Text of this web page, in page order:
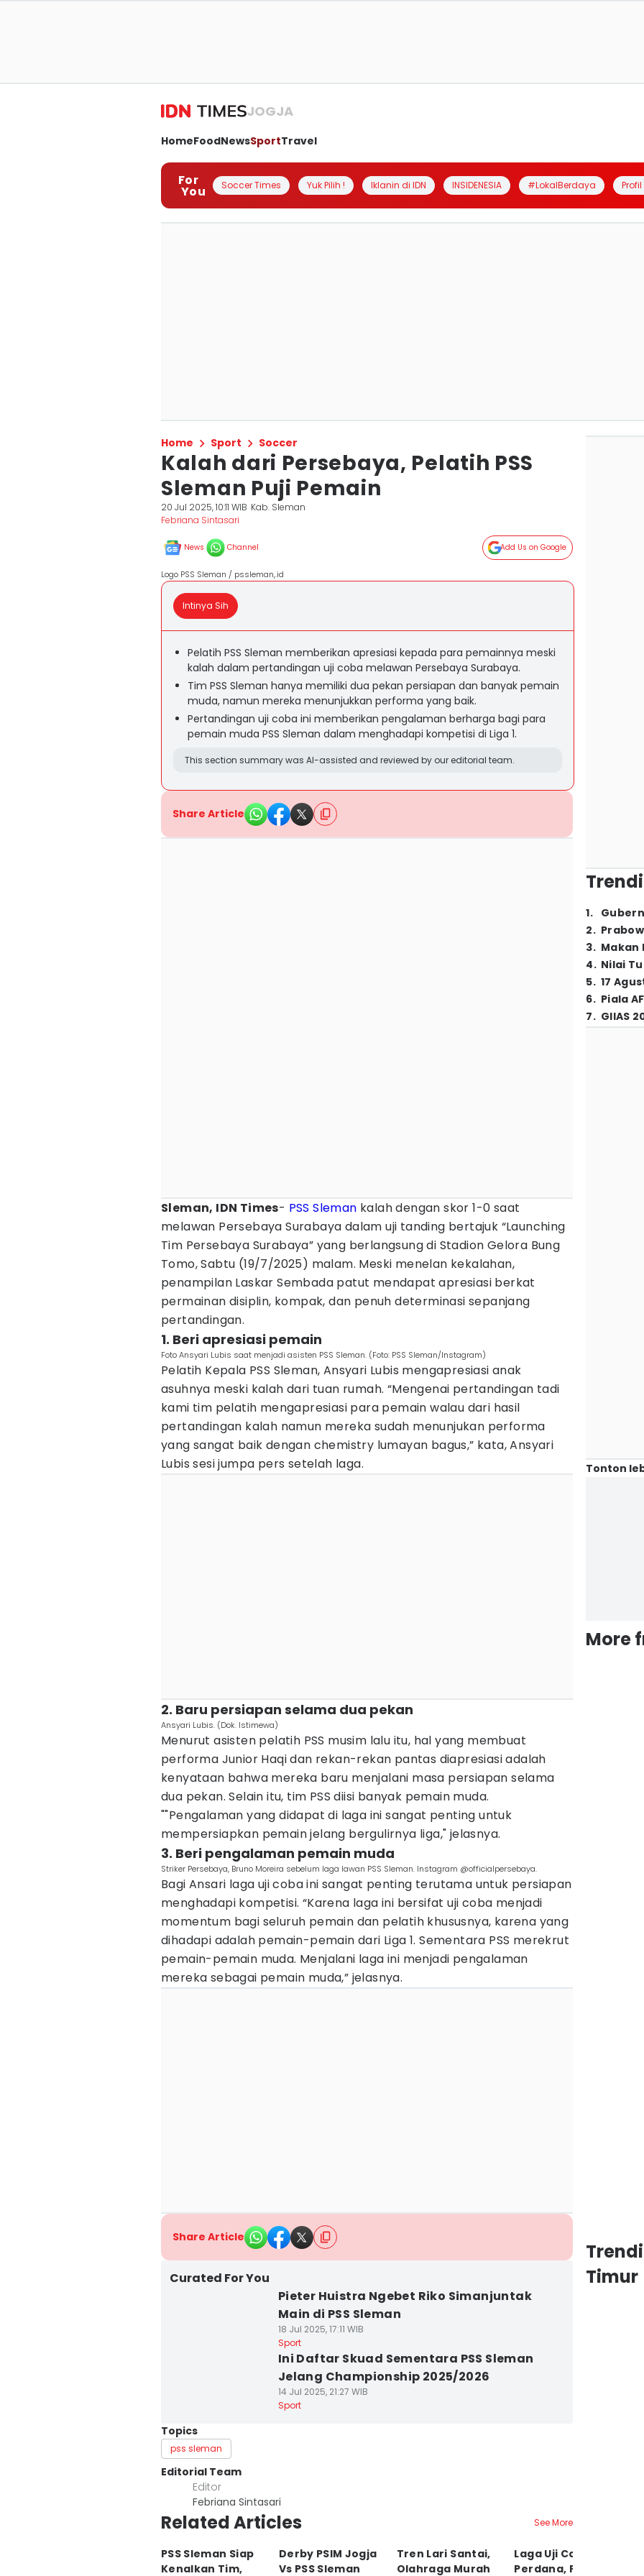
JOGJA
HomeFoodNewsSportTravel
For
You Soccer Times Yuk Pilih ! Iklanin di IDN INSIDENESIA #LokalBerdaya
Home Sport Soccer
Kalah dari Persebaya, Pelatih PSS
Sleman Puji Pemain
20 Jul 2025, 10:11 WIB Kab. Sleman
Febriana Sintasari
News Channel Add Us on Google
Logo PSS Sleman / pssleman,.id
Intinya Sih
Pelatih PSS Sleman memberikan apresiasi kepada para pemainnya meski
kalah dalam pertandingan uji coba melawan Persebaya Surabaya.
Tim PSS Sleman hanya memiliki dua pekan persiapan dan banyak pemain
muda, namun mereka menunjukkan performa yang baik.
Pertandingan uji coba ini memberikan pengalaman berharga bagi para
pemain muda PSS Sleman dalam menghadapi kompetisi di Liga 1.
This section summary was AI-assisted and reviewed by our editorial team.
Share Article
Sleman, IDN Times- PSS Sleman kalah dengan skor 1-0 saat
melawan Persebaya Surabaya dalam uji tanding bertajuk “Launching
Tim Persebaya Surabaya” yang berlangsung di Stadion Gelora Bung
Tomo, Sabtu (19/7/2025) malam. Meski menelan kekalahan,
penampilan Laskar Sembada patut mendapat apresiasi berkat
permainan disiplin, kompak, dan penuh determinasi sepanjang
pertandingan.
1. Beri apresiasi pemain
Foto Ansyari Lubis saat menjadi asisten PSS Sleman. (Foto: PSS Sleman/Instagram)
Pelatih Kepala PSS Sleman, Ansyari Lubis mengapresiasi anak
asuhnya meski kalah dari tuan rumah. “Mengenai pertandingan tadi
kami tim pelatih mengapresiasi para pemain walau dari hasil
pertandingan kalah namun mereka sudah menunjukan performa
yang sangat baik dengan chemistry lumayan bagus,” kata, Ansyari
Lubis sesi jumpa pers setelah laga.
2. Baru persiapan selama dua pekan
Ansyari Lubis. (Dok. Istimewa)
Menurut asisten pelatih PSS musim lalu itu, hal yang membuat
performa Junior Haqi dan rekan-rekan pantas diapresiasi adalah
kenyataan bahwa mereka baru menjalani masa persiapan selama
dua pekan. Selain itu, tim PSS diisi banyak pemain muda.
""Pengalaman yang didapat di laga ini sangat penting untuk
mempersiapkan pemain jelang bergulirnya liga," jelasnya.
3. Beri pengalaman pemain muda
Striker Persebaya, Bruno Moreira sebelum laga lawan PSS Sleman. Instagram @officialpersebaya.
Bagi Ansari laga uji coba ini sangat penting terutama untuk persiapan
menghadapi kompetisi. “Karena laga ini bersifat uji coba menjadi
momentum bagi seluruh pemain dan pelatih khususnya, karena yang
dihadapi adalah pemain-pemain dari Liga 1. Sementara PSS merekrut
pemain-pemain muda. Menjalani laga ini menjadi pengalaman
mereka sebagai pemain muda,” jelasnya.
Share Article
Curated For You
Pieter Huistra Ngebet Riko Simanjuntak
Main di PSS Sleman
18 Jul 2025, 17:11 WIB
Sport
Ini Daftar Skuad Sementara PSS Sleman
Jelang Championship 2025/2026
14 Jul 2025, 21:27 WIB
Sport
Topics
pss sleman
Editorial Team
Editor
Febriana Sintasari
Related Articles See More
PSS Sleman Siap
Kenalkan Tim,
Derby PSIM Jogja
Vs PSS Sleman
Tren Lari Santai,
Olahraga Murah
Laga Uji Coba
Perdana, Pelatih
1.
2.
3. Makan
4. Nilai
5. 17
6. Piala
7. GIIAS
Tonton
More
Timur